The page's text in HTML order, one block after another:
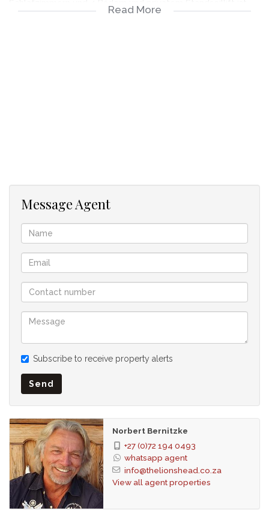
Schminktisch angrenzen.
Dieses sehr interessante Anwesen muss besichtigt werden,
um das Angebot in seiner Gesamtheit zu schätzen.
* Zwei eigenständige Wohnungen auf dem Grundstück - ein
älteres, modernes Haus mit 6 Schlafzimmern und 6 Bädern
und zwei großen Außenterrassen, eine davon mit
Swimmingpool - das andere ein großes, modernes, neueres
exklusives Duplex-Penthouse mit 3 Schlafzimmern und 4
Bädern um Terrassen mit Tauchbecken und Jacuzzi.
* Standseillift- und Innentreppenzugang zu der Penthouse
angrenzenden Trockenraum im Penthouse.
* Klimaanlage in allen Wohn- und Schlafzimmern in beiden
Wohnungen.
* 5 der 6 Schlafzimmer in der Wohnung im Erdgeschoss
haben Meerblick und 5 haben en-suite Badezimmer.
* Alle 3 Schlafzimmer in der Penthouse Wohnung haben
Zugang zur Terrasse, Meer- und Bergblick sowie en-suite
Badezimmer.
In Zusammenarbeit mit SEEFF
Read More
Message Agent
Subscribe to receive property alerts
Send
Norbert Bernitzke
+27 (0)72 194 0493
whatsapp agent
info@thelionshead.co.za
View all agent properties